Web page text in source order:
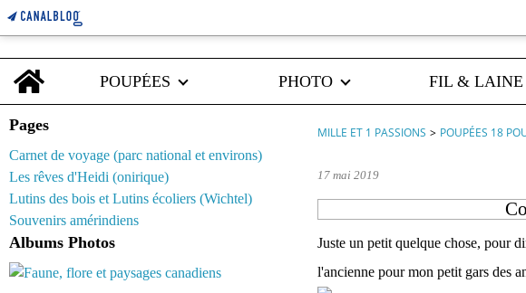
Home
POUPÉES
PHOTO FIL & LAINE
Pages
Carnet de voyage (parc national et environs)
Les rêves d'Heidi (onirique)
Lutins des bois et Lutins écoliers (Wichtel)
Souvenirs amérindiens
Albums Photos
MILLE ET 1 PASSIONS > POUPÉES 18
17 mai 2019
Juste un petit quelque chose, pour
l'ancienne pour mon petit gars des